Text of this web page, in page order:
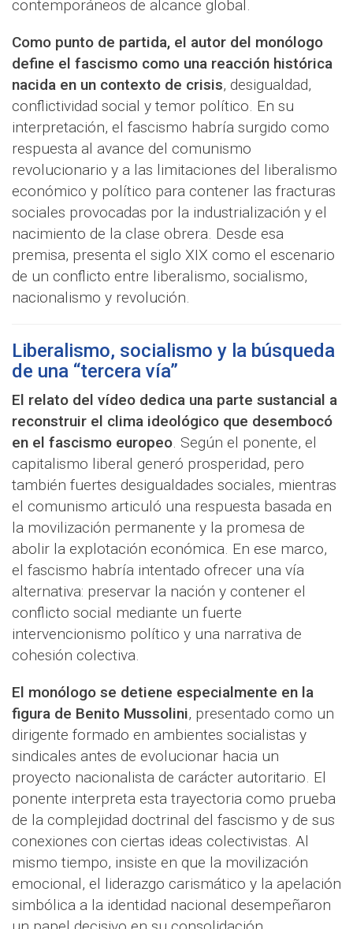
contemporáneos de alcance global.
Como punto de partida, el autor del monólogo
define el fascismo como una reacción histórica
nacida en un contexto de crisis, desigualdad,
conflictividad social y temor político. En su
interpretación, el fascismo habría surgido como
respuesta al avance del comunismo
revolucionario y a las limitaciones del liberalismo
económico y político para contener las fracturas
sociales provocadas por la industrialización y el
nacimiento de la clase obrera. Desde esa
premisa, presenta el siglo XIX como el escenario
de un conflicto entre liberalismo, socialismo,
nacionalismo y revolución.
Liberalismo, socialismo y la búsqueda
de una “tercera vía”
El relato del vídeo dedica una parte sustancial a
reconstruir el clima ideológico que desembocó
en el fascismo europeo. Según el ponente, el
capitalismo liberal generó prosperidad, pero
también fuertes desigualdades sociales, mientras
el comunismo articuló una respuesta basada en
la movilización permanente y la promesa de
abolir la explotación económica. En ese marco,
el fascismo habría intentado ofrecer una vía
alternativa: preservar la nación y contener el
conflicto social mediante un fuerte
intervencionismo político y una narrativa de
cohesión colectiva.
El monólogo se detiene especialmente en la
figura de Benito Mussolini, presentado como un
dirigente formado en ambientes socialistas y
sindicales antes de evolucionar hacia un
proyecto nacionalista de carácter autoritario. El
ponente interpreta esta trayectoria como prueba
de la complejidad doctrinal del fascismo y de sus
conexiones con ciertas ideas colectivistas. Al
mismo tiempo, insiste en que la movilización
emocional, el liderazgo carismático y la apelación
simbólica a la identidad nacional desempeñaron